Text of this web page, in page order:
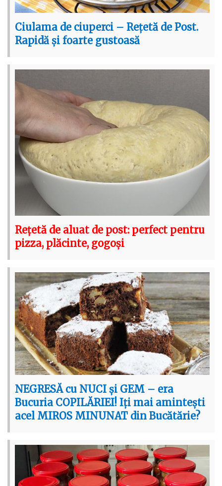
Ciulama de ciuperci – Rețetă de Post.
Rapidă și foarte gustoasă
Rețetă de aluat de post: perfect pentru
pizza, plăcinte, gogoși
NEGRESĂ cu NUCI și GEM – era
Bucuria COPILĂRIEI! Iți mai amintești
acel MIROS MINUNAT din Bucătărie?